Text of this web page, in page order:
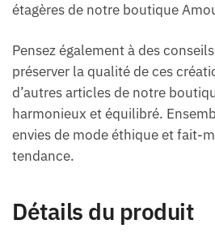
étagères de notre boutique
Pensez également à des
préserver la qualité de ces
d’autres articles de notre
harmonieux et équilibré.
envies de mode éthique et fait-
tendance.
Détails du produit